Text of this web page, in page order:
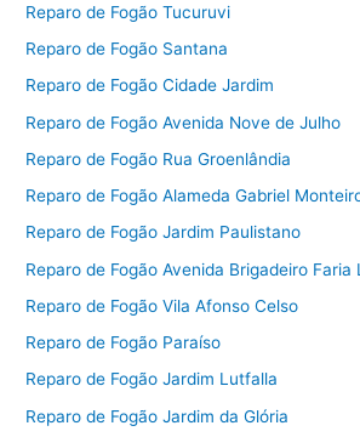
Reparo de Fogão Tucuruvi
Reparo de Fogão Santana
Reparo de Fogão Cidade Jardim
Reparo de Fogão Avenida Nove de Julho
Reparo de Fogão Rua Groenlândia
Reparo de Fogão Alameda Gabriel
Reparo de Fogão Jardim Paulistano
Reparo de Fogão Avenida Brigadeiro Faria
Reparo de Fogão Vila Afonso Celso
Reparo de Fogão Paraíso
Reparo de Fogão Jardim Lutfalla
Reparo de Fogão Jardim da Glória